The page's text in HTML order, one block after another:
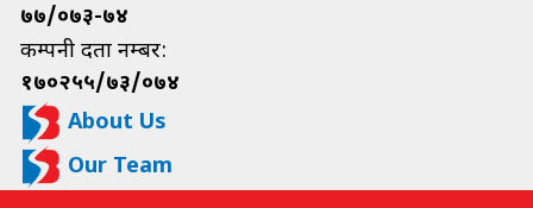
७७/०७३-७४
कम्पनी दर्ता नम्बर:
१७०२५५/७३/०७४
About Us
Our Team